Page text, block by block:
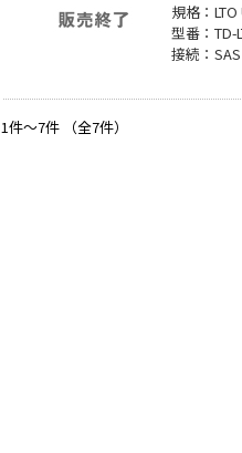
規格：
型番：TD-
接続：SAS
1件～7件 （全7件）